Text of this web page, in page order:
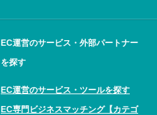
EC運営のサービス・外部パートナー
を探す
EC運営のサービス・ツールを探す
EC専門ビジネスマッチング【カテゴ